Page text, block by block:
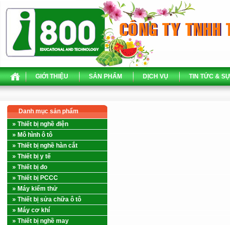
GIỚI THIỆU SẢN PHẨM DỊCH VỤ TIN TỨC &
Danh mục sản phẩm
» Thiết bị nghề điện
» Mô hình ô tô
» Thiết bị nghề hàn cắt
» Thiết bị y tế
» Thiết bị đo
» Thiết bị PCCC
» Máy kiểm thử
» Thiết bị sửa chữa ô tô
» Máy cơ khí
» Thiết bị nghề may